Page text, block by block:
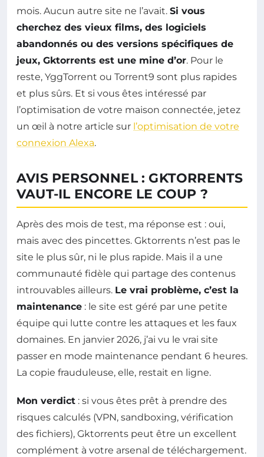
mois. Aucun autre site ne l’avait. Si vous
cherchez des vieux films, des logiciels
abandonnés ou des versions spécifiques de
jeux, Gktorrents est une mine d’or. Pour le
reste, YggTorrent ou Torrent9 sont plus rapides
et plus sûrs. Et si vous êtes intéressé par
l’optimisation de votre maison connectée, jetez
un œil à notre article sur l’optimisation de votre
connexion Alexa.
AVIS PERSONNEL : GKTORRENTS
VAUT-IL ENCORE LE COUP ?
Après des mois de test, ma réponse est : oui,
mais avec des pincettes. Gktorrents n’est pas le
site le plus sûr, ni le plus rapide. Mais il a une
communauté fidèle qui partage des contenus
introuvables ailleurs. Le vrai problème, c’est la
maintenance : le site est géré par une petite
équipe qui lutte contre les attaques et les faux
domaines. En janvier 2026, j’ai vu le vrai site
passer en mode maintenance pendant 6 heures.
La copie frauduleuse, elle, restait en ligne.
Mon verdict : si vous êtes prêt à prendre des
risques calculés (VPN, sandboxing, vérification
des fichiers), Gktorrents peut être un excellent
complément à votre arsenal de téléchargement.